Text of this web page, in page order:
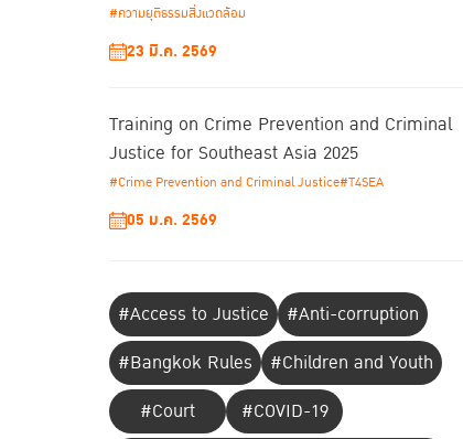
#ความยุติธรรมสิ่งแวดล้อม
23 มี.ค. 2569
Training on Crime Prevention and Criminal
Justice for Southeast Asia 2025
#Crime Prevention and Criminal Justice#T4SEA
05 ม.ค. 2569
#Access to Justice
#Anti-corruption
#Bangkok Rules
#Children and Youth
#Court
#COVID-19